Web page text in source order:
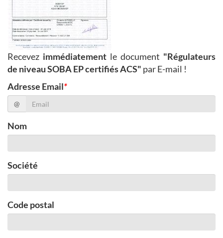
Recevez immédiatement le document "Régulateurs
de niveau SOBA EP certifiés ACS" par E-mail !
Adresse Email*
@
Nom
Société
Code postal